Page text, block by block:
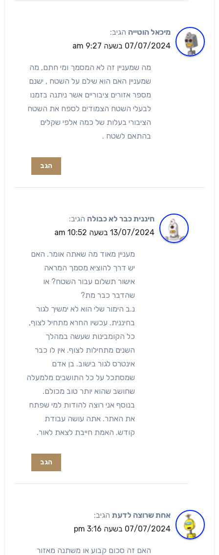
מיכאל הוטייה הגיב:
07/07/2024 בשעה 9:27 am
מה שמעניין זה לא המסמך ומי חתם, מה
שמעניין האם הוא שילם על השטח , ישנם
מספר אזורים ציבוריים אשר ניתנה בזמנו
לבעלי השטח הצמודים לספח את השטח
הציבורי בעלות של כמה אלפי שקלים
בהתאם לשטח .
הגב
חיננית כבר לא כבולה הגיב:
13/07/2024 בשעה 10:52 am
מעניין מאוד מה שאתה אומר. האם
יש דרך להוציא מסמך המראה
אישור תשלום עבור השטח? או
שהדבר כבר מת?
נ.ב הימור שלי הוא לא ימשיך לגור
בחיננית. עכשיו החרא מתחיל לצוף,
כל הקומבינות שעשה במהלך
השנים מתחילות לצוף. אין לו כבר
אינטרס לגור בישוב. בן אדם
שמסתכל על כל התושבים מלמעלה
שחושב שהוא יותר טוב מכולם.
בנוסף אני רוצה להודות למי שפתח
את האתר. אתה עושה עבודת
קודש. האמת חייבת לצאת לאור.
הגב
אחת שרוצה לדעת הגיב:
07/07/2024 בשעה 3:16 pm
האם זה סכום קבוע או משתנה מאזור